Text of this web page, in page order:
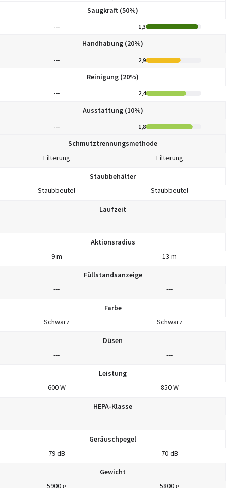
Saugkraft (50%)
--- 1,3
Handhabung (20%)
--- 2,9
Reinigung (20%)
--- 2,4
Ausstattung (10%)
--- 1,8
Schmutztrennungsmethode
Filterung
Filterung
Staubbehälter
Staubbeutel
Staubbeutel
Laufzeit
---
---
Aktionsradius
9 m
13 m
Füllstandsanzeige
---
---
Farbe
Schwarz
Schwarz
Düsen
---
---
Leistung
600 W
850 W
HEPA-Klasse
---
---
Geräuschpegel
79 dB
70 dB
Gewicht
5900 g
5800 g